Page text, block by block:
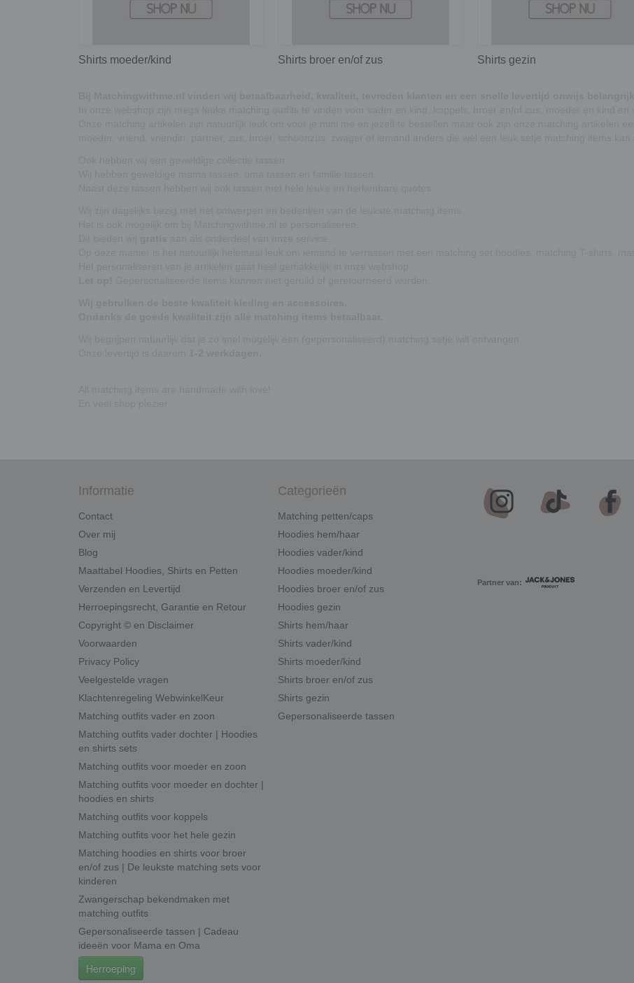
Shirts moeder/kind Shirts broer en/of zus Shirts gezin
Informatie
Contact
Over mij
Blog
Maattabel Hoodies, Shirts en Petten
Verzenden en Levertijd
Herroepingsrecht, Garantie en Retour
Copyright © en Disclaimer
Voorwaarden
Privacy Policy
Veelgestelde vragen
Klachtenregeling WebwinkelKeur
Matching outfits vader en zoon
Matching outfits vader dochter | Hoodies
en shirts sets
Matching outfits voor moeder en zoon
Matching outfits voor moeder en dochter |
hoodies en shirts
Matching outfits voor koppels
Matching outfits voor het hele gezin
Matching hoodies en shirts voor broer
en/of zus | De leukste matching sets voor
kinderen
Zwangerschap bekendmaken met
matching outfits
Gepersonaliseerde tassen | Cadeau
ideeën voor Mama en Oma
Herroeping
Categorieën
Matching petten/caps
Hoodies hem/haar
Hoodies vader/kind
Hoodies moeder/kind
Hoodies broer en/of zus
Hoodies gezin
Shirts hem/haar
Shirts vader/kind
Shirts moeder/kind
Shirts broer en/of zus
Shirts gezin
Gepersonaliseerde tassen
Partner van: